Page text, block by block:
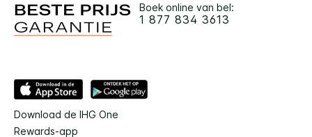
Boek online van bel:
1 877 834 3613
Download de IHG One
Rewards-app